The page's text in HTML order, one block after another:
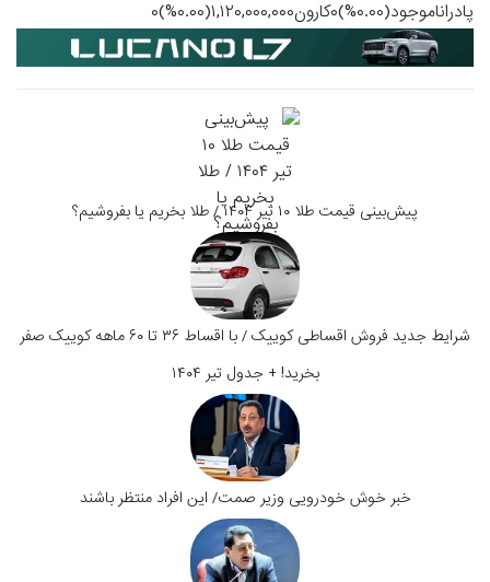
پادراناموجود(۰.۰۰%)۰کارون۱,۱۲۰,۰۰۰,۰۰۰(۰.۰۰%)۰
پیش‌بینی قیمت طلا ۱۰ تیر ۱۴۰۴ / طلا بخریم یا بفروشیم؟
شرایط جدید فروش اقساطی کوییک / با اقساط ۳۶ تا ۶۰ ماهه کوییک صفر
بخرید! + جدول تیر ۱۴۰۴
خبر خوش خودرویی وزیر صمت/ این افراد منتظر باشند